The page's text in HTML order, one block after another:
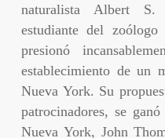
naturalista Albert S.
estudiante del
presionó
establecimiento de un
Nueva York. Su
patrocinadores, se
Nueva York, John